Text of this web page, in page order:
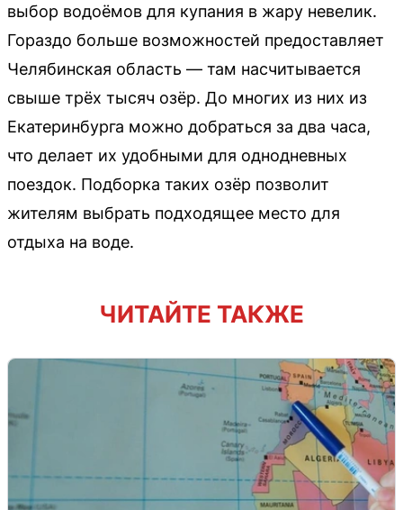
выбор водоёмов для купания в жару невелик.
Гораздо больше возможностей предоставляет
Челябинская область — там насчитывается
свыше трёх тысяч озёр. До многих из них из
Екатеринбурга можно добраться за два часа,
что делает их удобными для однодневных
поездок. Подборка таких озёр позволит
жителям выбрать подходящее место для
отдыха на воде.
ЧИТАЙТЕ ТАКЖЕ